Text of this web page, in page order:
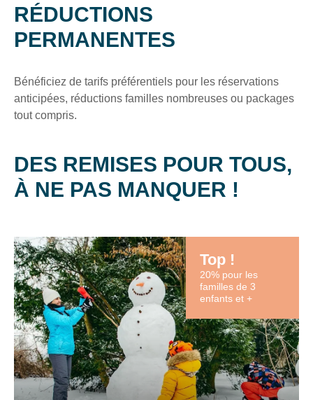
RECHERCHER
Une destination, un
hôtel...
RÉDUCTIONS
PERMANENTES
Bénéficiez de tarifs préférentiels pour les réservations
anticipées, réductions familles nombreuses ou packages
tout compris.
DES REMISES POUR TOUS,
À NE PAS MANQUER !
Top !
20% pour les
familles de 3
enfants et +